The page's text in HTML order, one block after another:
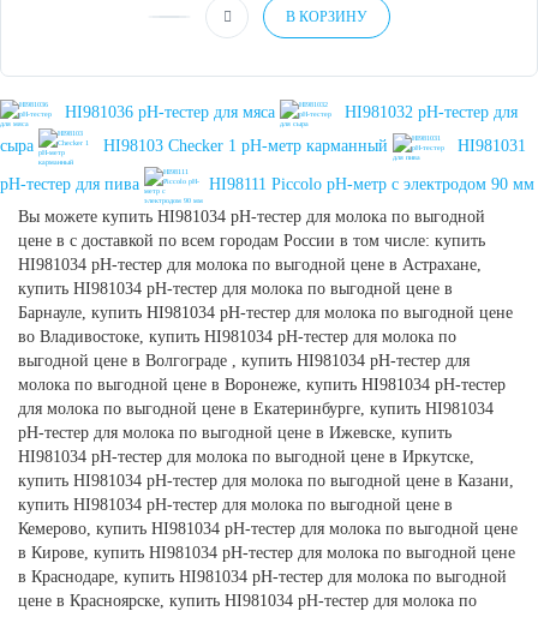
В КОРЗИНУ
HI981036 pH-тестер для мяса
HI981032 pH-тестер для
сыра
HI98103 Checker 1 рН-метр карманный HI981031
pH-тестер для пива
HI98111 Piccolo рН-метр с электродом 90 мм
Вы можете купить HI981034 pH-тестер для молока по выгодной
цене в с доставкой по всем городам России в том числе: купить
HI981034 pH-тестер для молока по выгодной цене в Астрахане,
купить HI981034 pH-тестер для молока по выгодной цене в
Барнауле, купить HI981034 pH-тестер для молока по выгодной цене
во Владивостоке, купить HI981034 pH-тестер для молока по
выгодной цене в Волгограде , купить HI981034 pH-тестер для
молока по выгодной цене в Воронеже, купить HI981034 pH-тестер
для молока по выгодной цене в Екатеринбурге, купить HI981034
pH-тестер для молока по выгодной цене в Ижевске, купить
HI981034 pH-тестер для молока по выгодной цене в Иркутске,
купить HI981034 pH-тестер для молока по выгодной цене в Казани,
купить HI981034 pH-тестер для молока по выгодной цене в
Кемерово, купить HI981034 pH-тестер для молока по выгодной цене
в Кирове, купить HI981034 pH-тестер для молока по выгодной цене
в Краснодаре, купить HI981034 pH-тестер для молока по выгодной
цене в Красноярске, купить HI981034 pH-тестер для молока по